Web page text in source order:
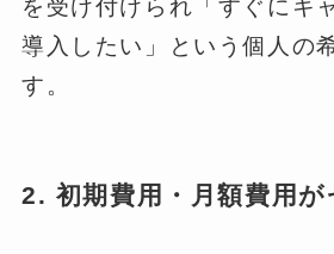
を受け付けられ「すぐにキ
導入したい」という個人の
す。
2. 初期費用・月額費用が